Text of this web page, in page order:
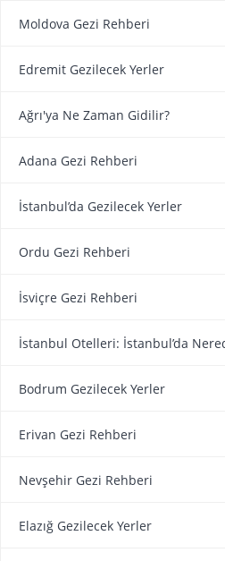
Moldova Gezi Rehberi
Edremit Gezilecek Yerler
Ağrı'ya Ne Zaman Gidilir?
Adana Gezi Rehberi
İstanbul’da Gezilecek Yerler
Ordu Gezi Rehberi
İsviçre Gezi Rehberi
İstanbul Otelleri: İstanbul’da
Bodrum Gezilecek Yerler
Erivan Gezi Rehberi
Nevşehir Gezi Rehberi
Elazığ Gezilecek Yerler